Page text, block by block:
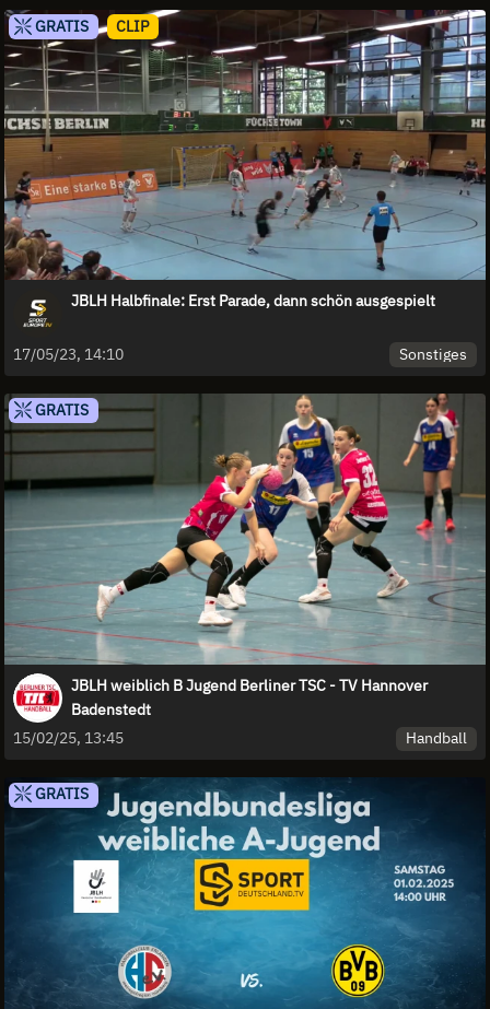
GRATIS CLIP
JBLH Halbfinale: Erst Parade, dann schön ausgespielt
17/05/23, 14:10 Sonstiges
GRATIS
JBLH weiblich B Jugend Berliner TSC - TV Hannover
Badenstedt
15/02/25, 13:45
Handball
GRATIS